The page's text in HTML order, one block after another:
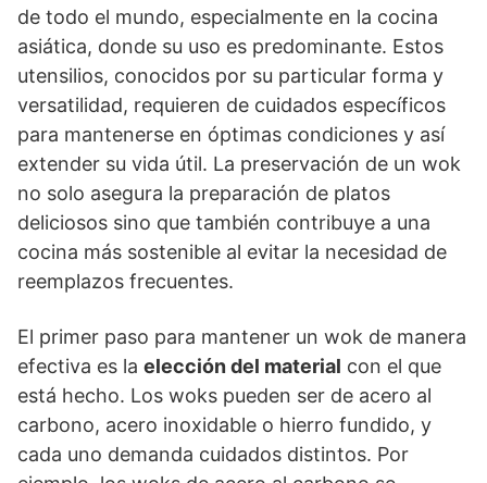
de todo el mundo, especialmente en la cocina
asiática, donde su uso es predominante. Estos
utensilios, conocidos por su particular forma y
versatilidad, requieren de cuidados específicos
para mantenerse en óptimas condiciones y así
extender su vida útil. La preservación de un wok
no solo asegura la preparación de platos
deliciosos sino que también contribuye a una
cocina más sostenible al evitar la necesidad de
reemplazos frecuentes.
El primer paso para mantener un wok de manera
efectiva es la elección del material con el que
está hecho. Los woks pueden ser de acero al
carbono, acero inoxidable o hierro fundido, y
cada uno demanda cuidados distintos. Por